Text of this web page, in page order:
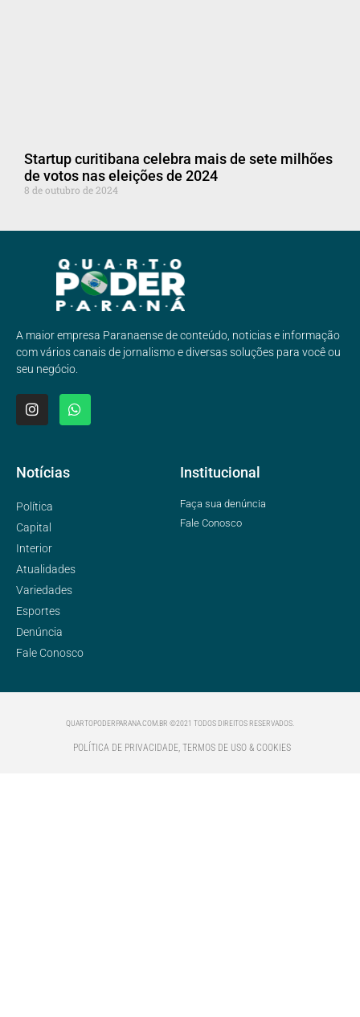
Startup curitibana celebra mais de sete milhões
de votos nas eleições de 2024
8 de outubro de 2024
A maior empresa Paranaense de conteúdo, noticias e informação
com vários canais de jornalismo e diversas soluções para você ou
seu negócio.
Notícias
Política
Capital
Interior
Atualidades
Variedades
Esportes
Denúncia
Fale Conosco
Institucional
Faça sua denúncia
Fale Conosco
QUARTOPODERPARANA.COM.BR ©2021 TODOS DIREITOS RESERVADOS.
POLÍTICA DE PRIVACIDADE, TERMOS DE USO & COOKIES